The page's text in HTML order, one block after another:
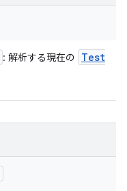
: 解析する現在の
Test